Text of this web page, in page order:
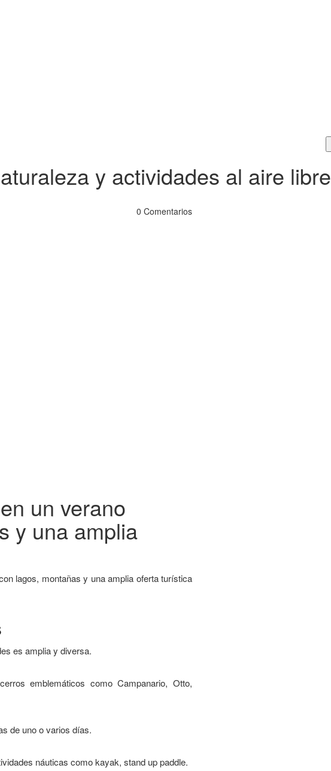
y actividades al aire libre
0 Comentarios
un verano
y una amplia
lagos, montañas y una amplia oferta turística
es amplia y diversa.
emblemáticos como Campanario, Otto,
de uno o varios días.
náuticas como kayak, stand up paddle.